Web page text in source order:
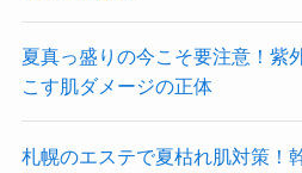
夏真っ盛りの今こそ要注意！紫
こす肌ダメージの正体
札幌のエステで夏枯れ肌対策！